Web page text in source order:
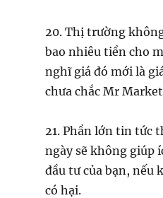
20. Thị trường
bao nhiêu tiền cho
nghĩ giá đó mới là
chưa chắc Mr
21. Phần lớn tin tức
ngày sẽ không giúp
đầu tư của bạn, nếu
có hại.